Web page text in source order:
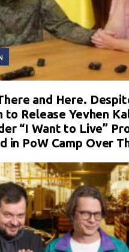
and Here.
to Release Yevhen
“I Want to Live”
in PoW Camp Over